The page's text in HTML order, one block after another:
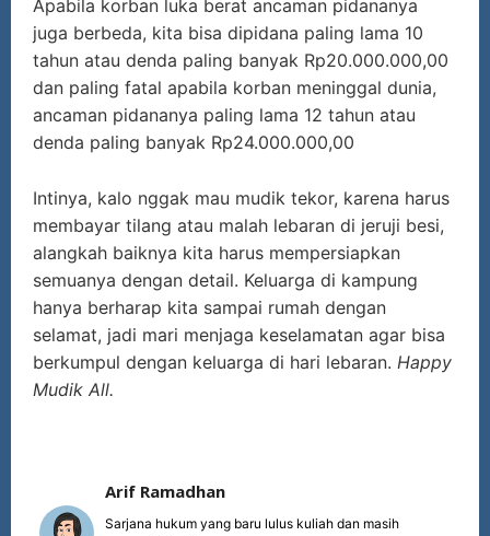
Apabila korban luka berat ancaman pidananya
juga berbeda, kita bisa dipidana paling lama 10
tahun atau denda paling banyak Rp20.000.000,00
dan paling fatal apabila korban meninggal dunia,
ancaman pidananya paling lama 12 tahun atau
denda paling banyak Rp24.000.000,00
Intinya, kalo nggak mau mudik tekor, karena harus
membayar tilang atau malah lebaran di jeruji besi,
alangkah baiknya kita harus mempersiapkan
semuanya dengan detail. Keluarga di kampung
hanya berharap kita sampai rumah dengan
selamat, jadi mari menjaga keselamatan agar bisa
berkumpul dengan keluarga di hari lebaran. Happy
Mudik All.
Arif Ramadhan
Sarjana hukum yang baru lulus kuliah dan masih